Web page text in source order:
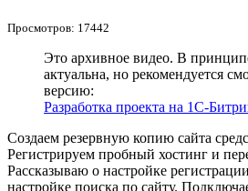
Просмотров: 17442
Это архивное видео. В
актуальна, но рекомендуется
версию:
Разработка проекта на 1С-
Создаем резервную копию сайта
Регистрируем пробный хостинг и
Рассказываю о настройке
настройке поиска по сайту.